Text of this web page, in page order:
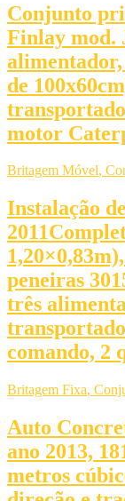
Conjunto
Finlay mod.
de
motor
Britagem Móvel,
Instalação
peneiras
três
comando, 2
Britagem Fixa,
Auto
ano 2013,
metros